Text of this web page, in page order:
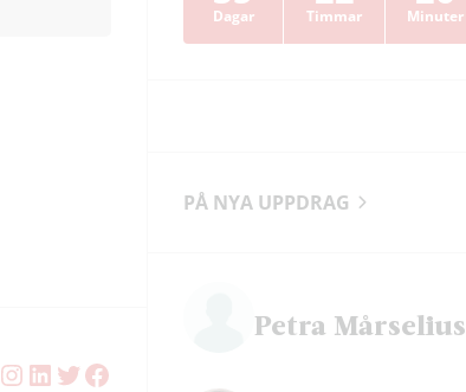
Instagram
LinkedIn
Twitter
Facebook
Dagar Timmar Minuter
PÅ NYA UPPDRAG
Petra Mårselius